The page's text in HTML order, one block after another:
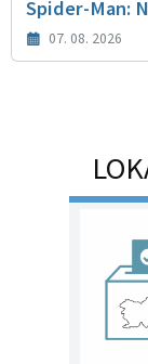
Spider-Man:
07. 08. 2026